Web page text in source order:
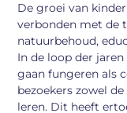
De groei van
verbonden met de
natuurbehoud,
In de loop der
gaan fungeren als
bezoekers zowel
leren. Dit heeft